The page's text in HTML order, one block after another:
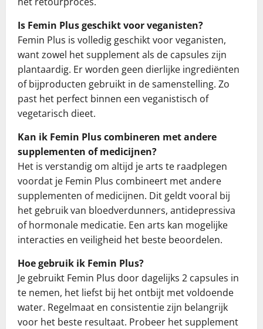
Is Femin Plus geschikt voor veganisten?
Femin Plus is volledig geschikt voor veganisten,
want zowel het supplement als de capsules zijn
plantaardig. Er worden geen dierlijke ingrediënten
of bijproducten gebruikt in de samenstelling. Zo
past het perfect binnen een veganistisch of
vegetarisch dieet.
Kan ik Femin Plus combineren met andere
supplementen of medicijnen?
Het is verstandig om altijd je arts te raadplegen
voordat je Femin Plus combineert met andere
supplementen of medicijnen. Dit geldt vooral bij
het gebruik van bloedverdunners, antidepressiva
of hormonale medicatie. Een arts kan mogelijke
interacties en veiligheid het beste beoordelen.
Hoe gebruik ik Femin Plus?
Je gebruikt Femin Plus door dagelijks 2 capsules in
te nemen, het liefst bij het ontbijt met voldoende
water. Regelmaat en consistentie zijn belangrijk
voor het beste resultaat. Probeer het supplement